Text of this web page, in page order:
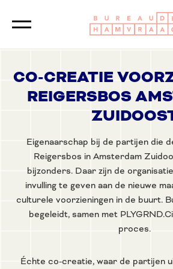
CO-CREATIE
REIGERSBOS
Eigenaarschap bij de partijen die
Reigersbos in Amsterdam
bijzonders. Daar zijn de
invulling te geven aan de nieuwe
culturele voorzieningen in de buurt.
begeleidt, samen met
proces.
Échte co-creatie, waar de partijen